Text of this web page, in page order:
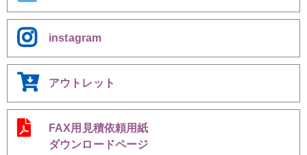
instagram
アウトレット
FAX用見積依頼用紙
ダウンロードページ